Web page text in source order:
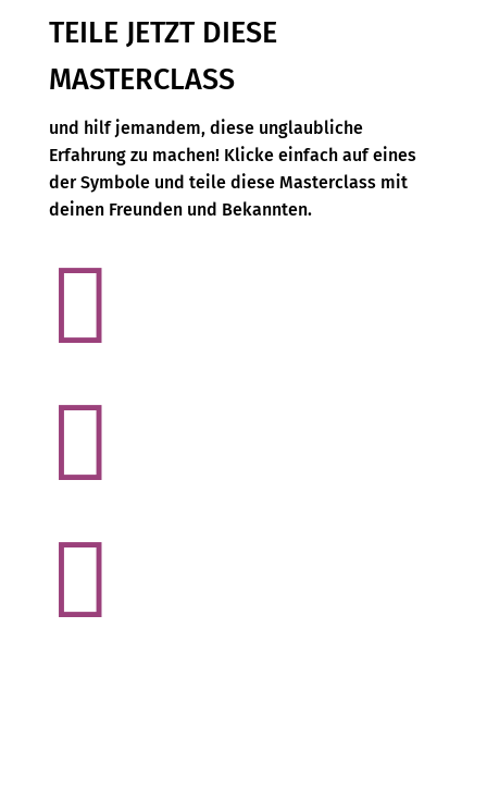
TEILE JETZT DIESE
MASTERCLASS
und hilf jemandem, diese unglaubliche
Erfahrung zu machen! Klicke einfach auf eines
der Symbole und teile diese Masterclass mit
deinen Freunden und Bekannten.


